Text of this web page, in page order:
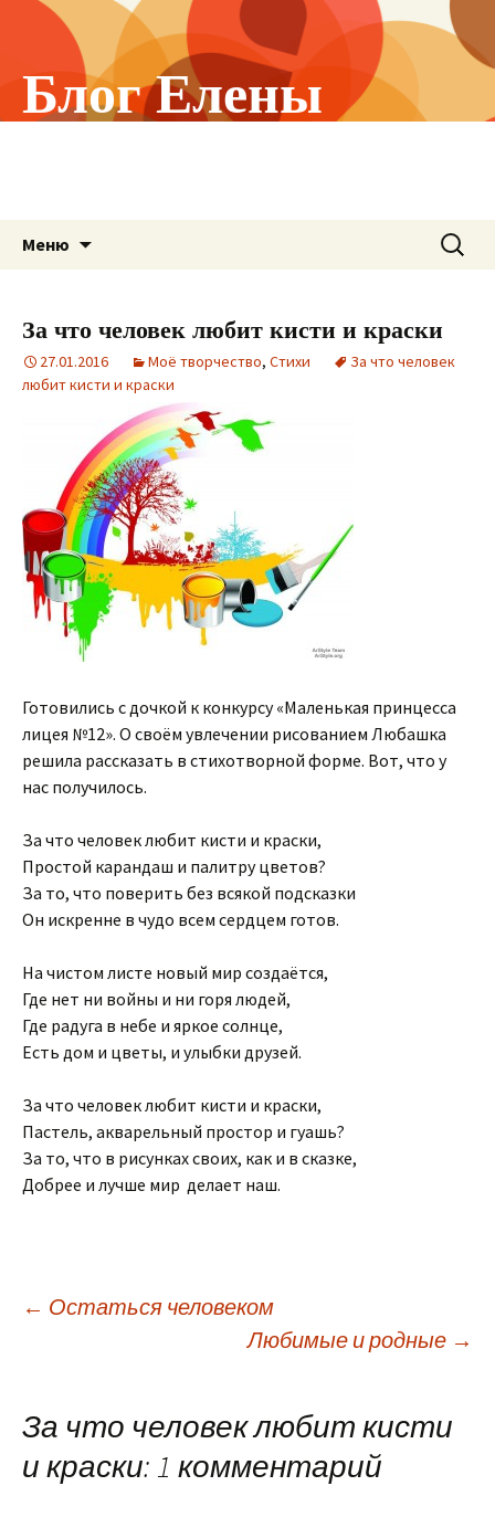
Блог Елены
Холстининой
Меню Найти:
За что человек любит кисти и краски
27.01.2016 Моё творчество, Стихи
За что человек
любит кисти и краски
Готовились с дочкой к конкурсу «Маленькая принцесса
лицея №12». О своём увлечении рисованием Любашка
решила рассказать в стихотворной форме. Вот, что у
нас получилось.
За что человек любит кисти и краски,
Простой карандаш и палитру цветов?
За то, что поверить без всякой подсказки
Он искренне в чудо всем сердцем готов.
На чистом листе новый мир создаётся,
Где нет ни войны и ни горя людей,
Где радуга в небе и яркое солнце,
Есть дом и цветы, и улыбки друзей.
За что человек любит кисти и краски,
Пастель, акварельный простор и гуашь?
За то, что в рисунках своих, как и в сказке,
Добрее и лучше мир делает наш.
Навигация
записям
← Остаться человеком
Любимые и родные →
За что человек любит кисти
и краски: 1 комментарий